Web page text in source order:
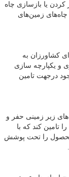
کردن یا بازسازی چاه
زمین‌های
کشاورزان به
و یکپارچه سازی
درجهت تامین
زیر زمینی حفر و
تامین کند که با
محصول را تحت پوشش